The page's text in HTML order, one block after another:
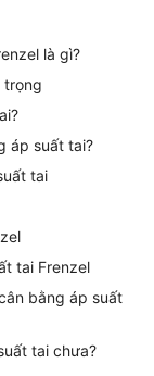
là gì?
trọng
áp suất tai?
tai
tai Frenzel
bằng áp suất
tai chưa?